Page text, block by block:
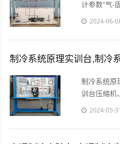
计参数“气-
个实验的操
2024-06-
制冷系统原理实训台,制冷
制冷系统原
训台压缩机
制冷系统，
温，通过阀
2024-05-31